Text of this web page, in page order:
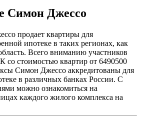
Симон Джессо
продает квартиры для
ипотеке в таких регионах, как
Всего вниманию участников
со стоимостью квартир от 6490500
Симон Джессо аккредитованы для
в различных банках России. С
можно ознакомиться на
каждого жилого комплекса на